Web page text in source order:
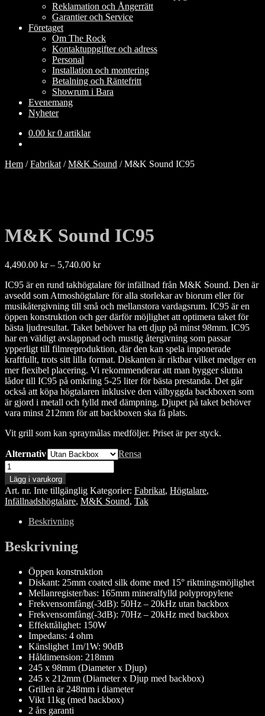
Reklamation och Ångerrätt
Garantier och Service
Företaget
Om The Rock
Kontaktuppgifter och adress
Personal
Installation och montering
Betalning och Räntefritt
Showrum i Bara
Evenemang
Nyheter
0.00 kr 0 artiklar
Hem /Fabrikat /M&K Sound /M&K Sound IC95
M&K Sound IC95
4,490.00 kr – 5,740.00 krPrisintervall:
till
5,740.00 kr
IC95 är en rund takhögtalare för infällnad från M&K Sound. Den är
avsedd som Atmoshögtalare för alla storlekar av biorum eller för
musikåtergivning till små och mellanstora vardagsrum. IC95 är en
öppen konstruktion och ger därför möjlighet att optimera taket för
bästa ljudresultat. Taket behöver ha ett djup på minst 98mm. IC95
har en väldigt avslappnad och mustig återgivning som passar
ypperligt till filmreproduktion, där den kan spela imponerade
kraftfullt, trots sitt lilla format. Diskanten är riktbar vilket medger en
mer flexibel placering. Vi rekommenderar att man bygger slutna
lådor till IC95 på omkring 5-25 liter för bästa prestanda. Det går
också att köpa högtalaren inklusive den välbyggda backboxen som
är gjord i metall och fylld med dämpning. Djupet på taket behöver
vara minst 212mm för att backboxen ska få plats.
Vit grill som kan spraymålas medföljer. Priset är per styck.
Alternativ
Rensa
M&K
Sound
IC95
mängd
Lägg i varukorg
Art. nr. Inte tillgänglig Kategorier: Fabrikat, Högtalare,
Infällnadshögtalare, M&K Sound, Tak
Beskrivning
Beskrivning
Öppen konstruktion
Diskant: 25mm coated silk dome med 15° riktningsmöjlighet
Mellanregister/bas: 165mm mineralfylld polypropylene
Frekvensomfång(-3dB): 50Hz – 20kHz utan backbox
Frekvensomfång(-3dB): 70Hz – 20kHz med backbox
Effekttålighet: 150W
Impedans: 4 ohm
Känslighet 1m/1W: 90dB
Håldimension: 218mm
245 x 98mm (Diameter x Djup)
245 x 212mm (Diameter x Djup med backbox)
Grillen är 248mm i diameter
Vikt 11kg (med backbox)
2 års garanti